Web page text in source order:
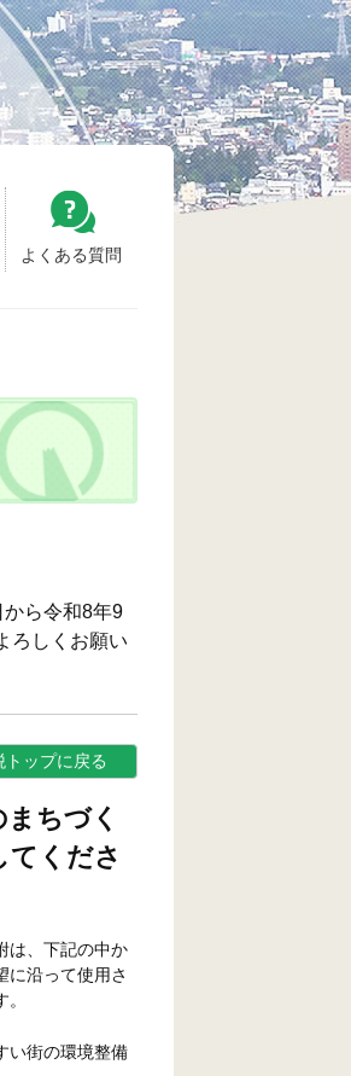
よくある質問
ら令和8年9
ろしくお願い
ップに戻る
ちづく
てくださ
は、下記の中か
に沿って使用さ
い街の環境整備